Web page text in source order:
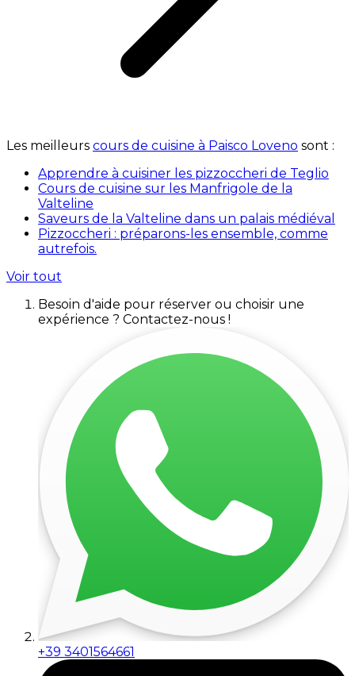
Les meilleurs cours de cuisine à Paisco Loveno sont :
Apprendre à cuisiner les pizzoccheri de Teglio
Cours de cuisine sur les Manfrigole de la
Valteline
Saveurs de la Valteline dans un palais médiéval
Pizzoccheri : préparons-les ensemble, comme
autrefois.
Voir tout
Besoin d'aide pour réserver ou choisir une
expérience ? Contactez-nous !
+39 3401564661